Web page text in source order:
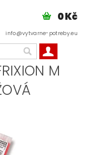
info@vytvarne-potreby.eu
0 Kč
M